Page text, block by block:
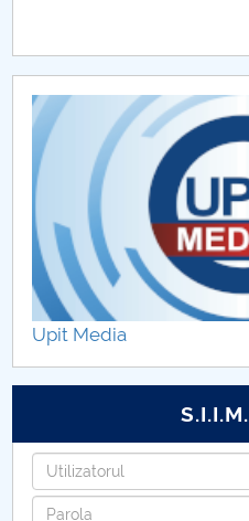
Chestionar angajabilitate
CAR2026
MENIU CANTINA
Hotărâri Senat din 18
Hotărâri Senat din 20
Hotărâri Senat din 25
Hotărâri Senat din 29
Hotarari Senat din 22
Hotarari Senat din 27
Upit Media
Utilizatorul
Parola